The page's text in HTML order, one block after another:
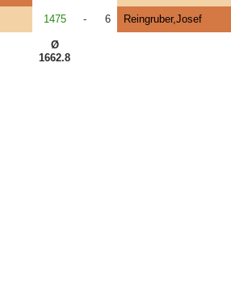
1475 - 6 Reingruber,Josef
Ø
1662.8